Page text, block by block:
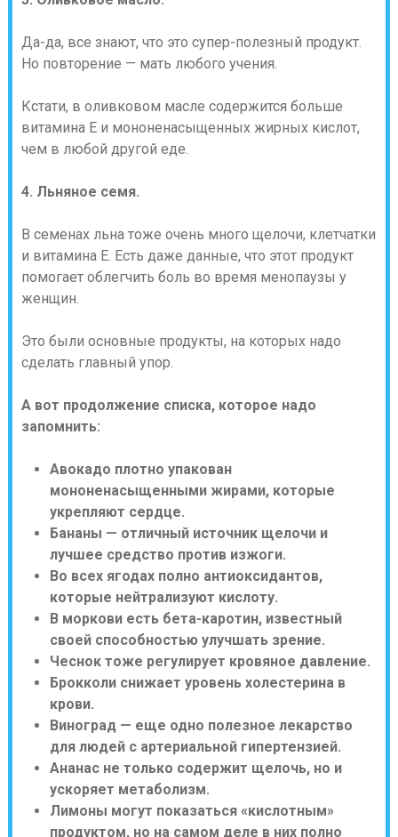
Да-да, все знают, что это супер-полезный продукт.
Но повторение — мать любого учения.
Кстати, в оливковом масле содержится больше
витамина Е и мононенасыщенных жирных кислот,
чем в любой другой еде.
4. Льняное семя.
В семенах льна тоже очень много щелочи, клетчатки
и витамина Е. Есть даже данные, что этот продукт
помогает облегчить боль во время менопаузы у
женщин.
Это были основные продукты, на которых надо
сделать главный упор.
А вот продолжение списка, которое надо
запомнить:
Авокадо плотно упакован
мононенасыщенными жирами, которые
укрепляют сердце.
Бананы — отличный источник щелочи и
лучшее средство против изжоги.
Во всех ягодах полно антиоксидантов,
которые нейтрализуют кислоту.
В моркови есть бета-каротин, известный
своей способностью улучшать зрение.
Чеснок тоже регулирует кровяное давление.
Брокколи снижает уровень холестерина в
крови.
Виноград — еще одно полезное лекарство
для людей с артериальной гипертензией.
Ананас не только содержит щелочь, но и
ускоряет метаболизм.
Лимоны могут показаться «кислотным»
продуктом, но на самом деле в них полно